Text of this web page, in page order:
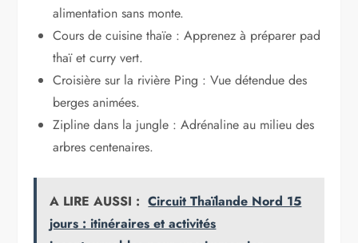
alimentation sans monte.
Cours de cuisine thaïe : Apprenez à préparer pad
thaï et curry vert.
Croisière sur la rivière Ping : Vue détendue des
berges animées.
Zipline dans la jungle : Adrénaline au milieu des
arbres centenaires.
A LIRE AUSSI : Circuit Thaïlande Nord 15
jours : itinéraires et activités